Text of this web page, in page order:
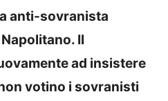
anti-sovranista
Il
ad insistere
votino i sovranisti